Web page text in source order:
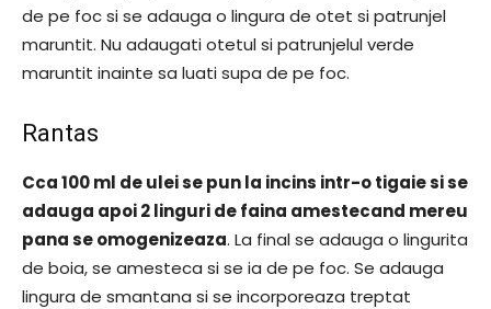
de pe foc si se adauga o lingura de otet si patrunjel
maruntit. Nu adaugati otetul si patrunjelul verde
maruntit inainte sa luati supa de pe foc.
Rantas
Cca 100 ml de ulei se pun la incins intr-o tigaie si se
adauga apoi 2 linguri de faina amestecand mereu
pana se omogenizeaza. La final se adauga o lingurita
de boia, se amesteca si se ia de pe foc. Se adauga
lingura de smantana si se incorporeaza treptat